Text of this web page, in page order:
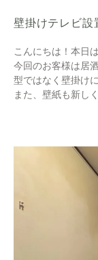
壁掛けテレビ設
こんにちは！本日
今回のお客様は居
型ではなく壁掛け
また、壁紙も新し